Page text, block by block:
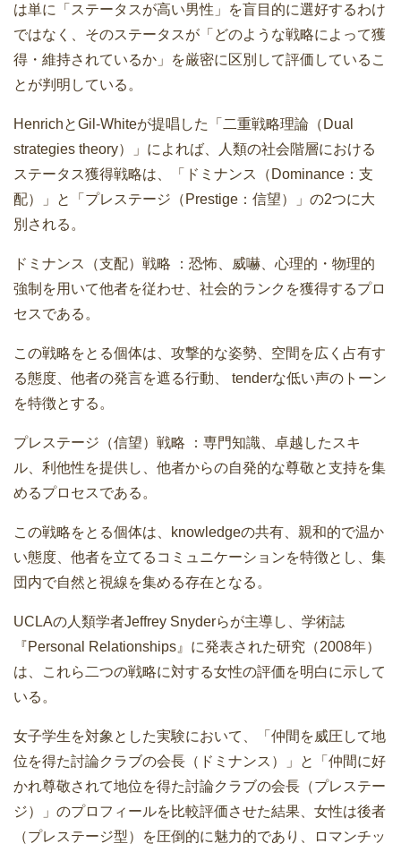
は単に「ステータスが高い男性」を盲目的に選好するわけ
ではなく、そのステータスが「どのような戦略によって獲
得・維持されているか」を厳密に区別して評価しているこ
とが判明している。
HenrichとGil-Whiteが提唱した「二重戦略理論（Dual
strategies theory）」によれば、人類の社会階層における
ステータス獲得戦略は、「ドミナンス（Dominance：支
配）」と「プレステージ（Prestige：信望）」の2つに大
別される。
ドミナンス（支配）戦略 ：恐怖、威嚇、心理的・物理的
強制を用いて他者を従わせ、社会的ランクを獲得するプロ
セスである。
この戦略をとる個体は、攻撃的な姿勢、空間を広く占有す
る態度、他者の発言を遮る行動、 tenderな低い声のトーン
を特徴とする。
プレステージ（信望）戦略 ：専門知識、卓越したスキ
ル、利他性を提供し、他者からの自発的な尊敬と支持を集
めるプロセスである。
この戦略をとる個体は、knowledgeの共有、親和的で温か
い態度、他者を立てるコミュニケーションを特徴とし、集
団内で自然と視線を集める存在となる。
UCLAの人類学者Jeffrey Snyderらが主導し、学術誌
『Personal Relationships』に発表された研究（2008年）
は、これら二つの戦略に対する女性の評価を明白に示して
いる。
女子学生を対象とした実験において、「仲間を威圧して地
位を得た討論クラブの会長（ドミナンス）」と「仲間に好
かれ尊敬されて地位を得た討論クラブの会長（プレステー
ジ）」のプロフィールを比較評価させた結果、女性は後者
（プレステージ型）を圧倒的に魅力的であり、ロマンチッ